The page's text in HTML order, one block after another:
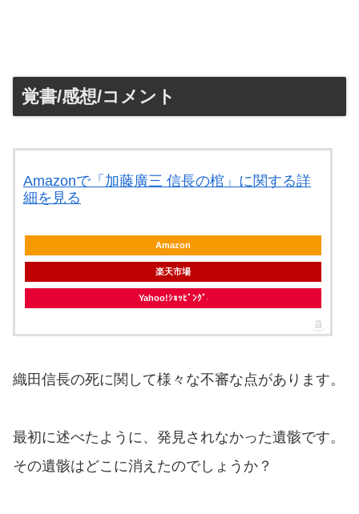
覚書/感想/コメント
Amazonで「加藤廣三 信長の棺」に関する詳
細を見る
Amazon
楽天市場
Yahoo!ｼｮｯﾋﾟﾝｸﾞ
織田信長の死に関して様々な不審な点があります。
最初に述べたように、発見されなかった遺骸です。
その遺骸はどこに消えたのでしょうか？